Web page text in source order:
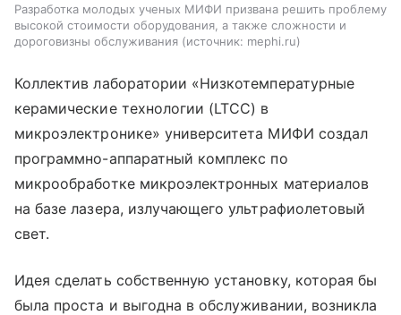
Разработка молодых ученых МИФИ призвана решить проблему
высокой стоимости оборудования, а также сложности и
дороговизны обслуживания
источник: mephi.ru
Коллектив лаборатории «Низкотемпературные
керамические технологии (LTCC) в
микроэлектронике» университета МИФИ создал
программно-аппаратный комплекс по
микрообработке микроэлектронных материалов
на базе лазера, излучающего ультрафиолетовый
свет.
Идея сделать собственную установку, которая бы
была проста и выгодна в обслуживании, возникла